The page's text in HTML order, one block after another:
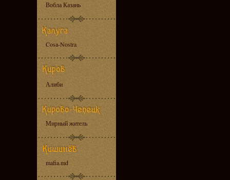
Вобла Казань
Cosa-Nostra
Алиби
Мирный житель
mafia.md